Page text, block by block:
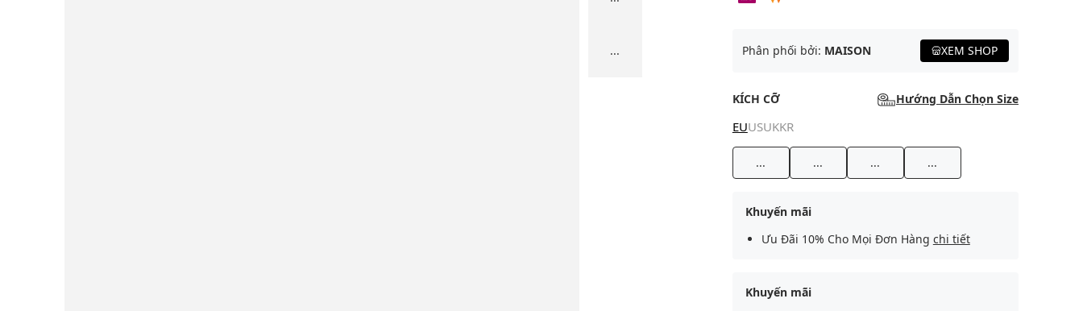
... Phân phối bởi: MAISON XEM SHOP
KÍCH CỠ Hướng Dẫn Chọn Size
EUUSUKKR
... ... ... ...
Khuyến mãi
Ưu Đãi 10% Cho Mọi Đơn Hàng chi tiết
Khuyến mãi